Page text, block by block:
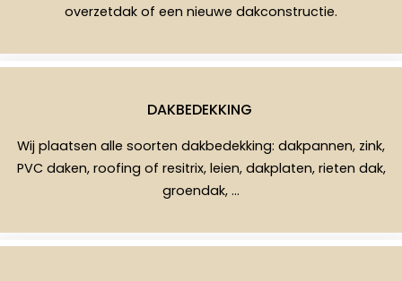
overzetdak of een nieuwe dakconstructie.
DAKBEDEKKING
Wij plaatsen alle soorten dakbedekking: dakpannen, zink,
PVC daken, roofing of resitrix, leien, dakplaten, rieten dak,
groendak, …